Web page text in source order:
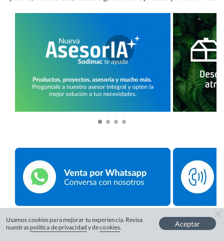
Usamos cookies para mejorar tu experiencia. Revisa
nuestras política de privacidad y decookies. Aceptar